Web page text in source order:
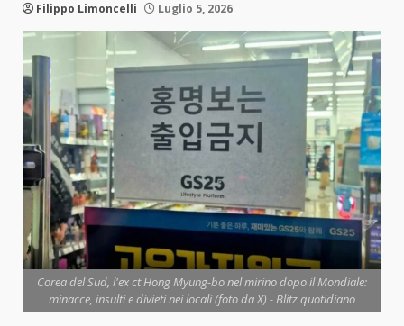
Filippo Limoncelli Luglio 5, 2026
Corea del Sud, l'ex ct Hong Myung-bo nel mirino dopo il Mondiale:
minacce, insulti e divieti nei locali (foto da X) - Blitz quotidiano